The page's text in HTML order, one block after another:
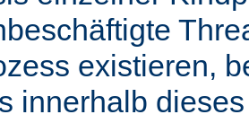
existieren,
innerhalb